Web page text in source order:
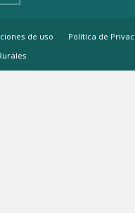
de uso
Política de